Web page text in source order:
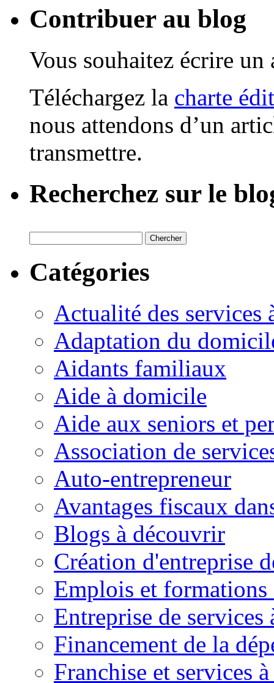
Contribuer au blog
Vous souhaitez écrire
Téléchargez la charte
nous attendons d’un
transmettre.
Recherchez sur le
Catégories
Actualité des services
Adaptation du
Aidants familiaux
Aide à domicile
Aide aux seniors et
Association de
Auto-entrepreneur
Avantages fiscaux
Blogs à découvrir
Création d'entreprise
Emplois et formations
Entreprise de services
Financement de la
Franchise et services